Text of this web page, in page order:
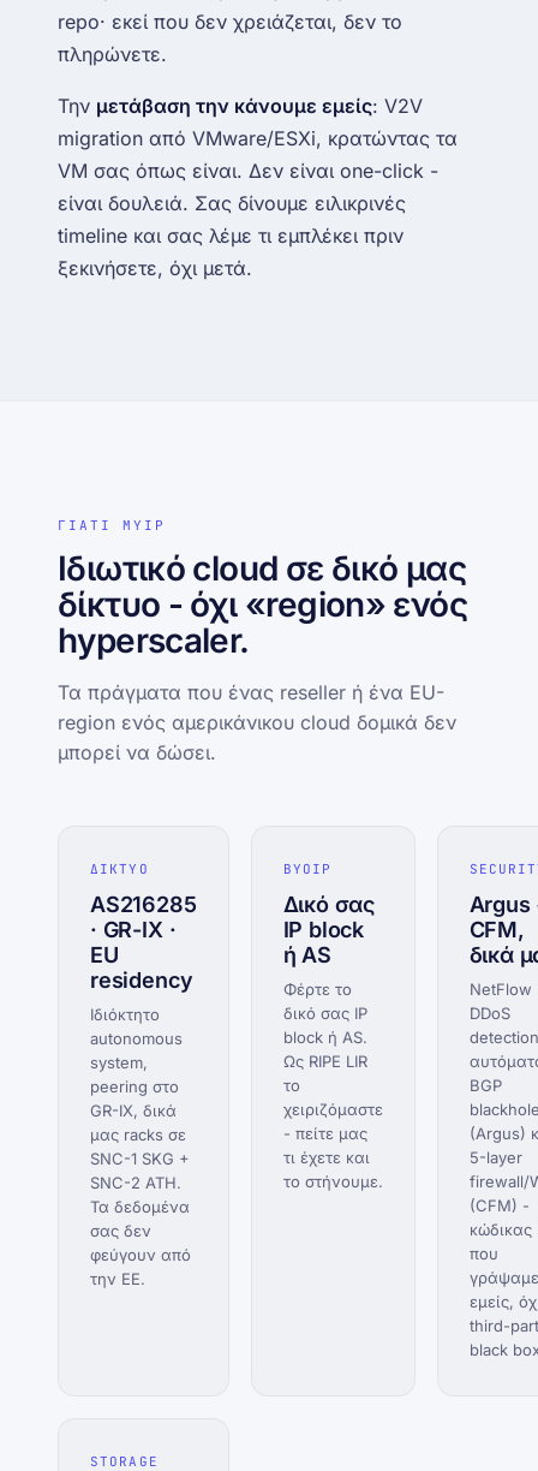
repo· εκεί που δεν χρειάζεται, δεν το
πληρώνετε.
Την μετάβαση την κάνουμε εμείς: V2V
migration από VMware/ESXi, κρατώντας τα
VM σας όπως είναι. Δεν είναι one-click -
είναι δουλειά. Σας δίνουμε ειλικρινές
timeline και σας λέμε τι εμπλέκει πριν
ξεκινήσετε, όχι μετά.
ΓΙΑΤΙ MYIP
Ιδιωτικό cloud σε δικό μας
δίκτυο - όχι «region» ενός
hyperscaler.
Τα πράγματα που ένας reseller ή ένα EU-
region ενός αμερικάνικου cloud δομικά δεν
μπορεί να δώσει.
ΔΙΚΤΥΟ
AS216285
· GR-IX ·
EU
residency
Ιδιόκτητο
autonomous
system,
peering στο
GR-IX, δικά
μας racks σε
SNC-1 SKG +
SNC-2 ATH.
Τα δεδομένα
σας δεν
φεύγουν από
την ΕΕ.
BYOIP
Δικό σας
IP block
ή AS
Φέρτε το
δικό σας IP
block ή AS.
Ως RIPE LIR
το
χειριζόμαστε
- πείτε μας
τι έχετε και
το στήνουμε.
Argus
CFM,
δικά
NetFlow
DDoS
BGP
(Argus)
5-layer
firewall/
(CFM) -
κώδικας
που
γράψαμε
εμείς,
third-
black
STORAGE